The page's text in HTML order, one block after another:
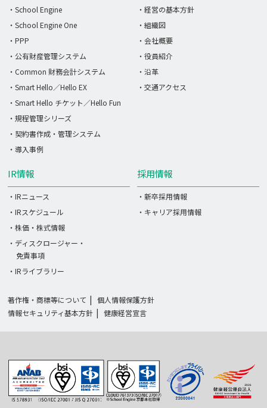
・School Engine
・School Engine One
・PPP
・公有財産管理システム
・Common 財務会計システム
・Smart Hello／Hello EX
・Smart Hello チケット／Hello Fun
・規程管理シリーズ
・契約書作成・管理システム
・導入事例
IR情報
・IRニュース
・IRスケジュール
・株価・株式情報
・ディスクロージャー・
免責事項
・IRライブラリー
採用情報
・新卒採用情報
・キャリア採用情報
・経営の基本方針
・組織図
・会社概要
・役員紹介
・沿革
・交通アクセス
著作権・商標等について
個人情報保護方針
情報セキュリティ基本方針
健康経営宣言